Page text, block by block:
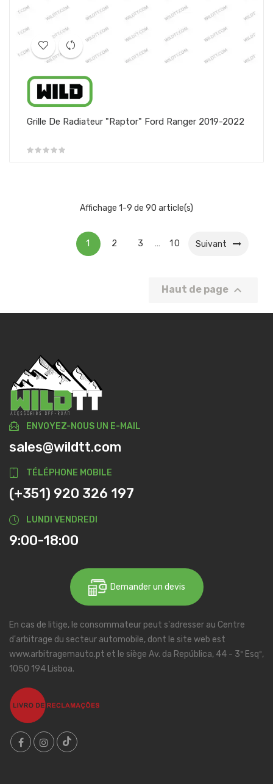
Grille De Radiateur "Raptor" Ford Ranger 2019-2022
Affichage 1-9 de 90 article(s)
1 2 3 … 10 Suivant
Haut de page 
ENVOYEZ-NOUS UN E-MAIL
sales@wildtt.com
TÉLÉPHONE MOBILE
(+351) 920 326 197
LUNDI VENDREDI
9:00-18:00
Demander un devis
En cas de litige, le consommateur peut s'adresser au Centre
d'arbitrage du secteur automobile, dont le site web est
www.arbitragemauto.pt et le siège Av. da República, 44 - 3º Esqº,
1050 194 Lisboa.